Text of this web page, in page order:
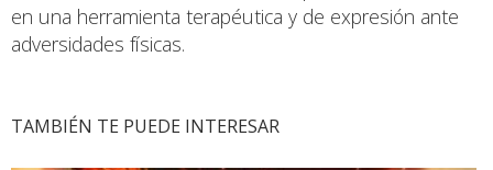
en una herramienta terapéutica y de expresión ante
adversidades físicas.
TAMBIÉN TE PUEDE INTERESAR